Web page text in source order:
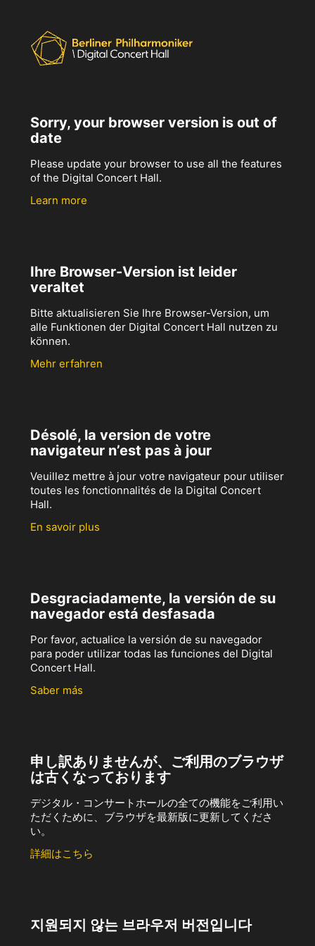
Sorry, your browser version is out of
date
Please update your browser to use all the features
of the Digital Concert Hall.
Learn more
Ihre Browser-Version ist leider
veraltet
Bitte aktualisieren Sie Ihre Browser-Version, um
alle Funktionen der Digital Concert Hall nutzen zu
können.
Mehr erfahren
Désolé, la version de votre
navigateur n’est pas à jour
Veuillez mettre à jour votre navigateur pour utiliser
toutes les fonctionnalités de la Digital Concert
Hall.
En savoir plus
Desgraciadamente, la versión de su
navegador está desfasada
Por favor, actualice la versión de su navegador
para poder utilizar todas las funciones del Digital
Concert Hall.
Saber más
申し訳ありませんが、ご利用のブラウザ
は古くなっております
デジタル・コンサートホールの全ての機能をご利用い
ただくために、ブラウザを最新版に更新してくださ
い。
詳細はこちら
지원되지 않는 브라우저 버전입니다